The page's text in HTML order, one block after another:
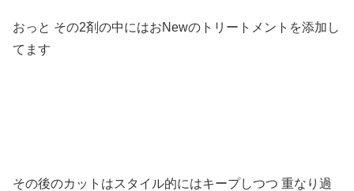
おっと その2剤の中にはおNewのトリートメントを添加し
てます
その後のカットはスタイル的にはキープしつつ 重なり過